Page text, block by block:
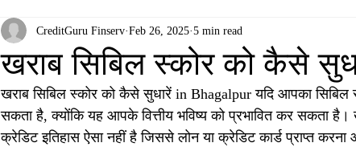
खराब सिबिल स्कोर को कैसे
CreditGuru Finserv Feb 26, 2025 5 min read
खराब सिबिल स्कोर को कैसे सुधारें in Bhagalpur यदि आपका सिबिल
सकता है, क्योंकि यह आपके वित्तीय भविष्य को प्रभावित कर सकता
क्रेडिट इतिहास ऐसा नहीं है जिससे लोन या क्रेडिट कार्ड प्राप्त